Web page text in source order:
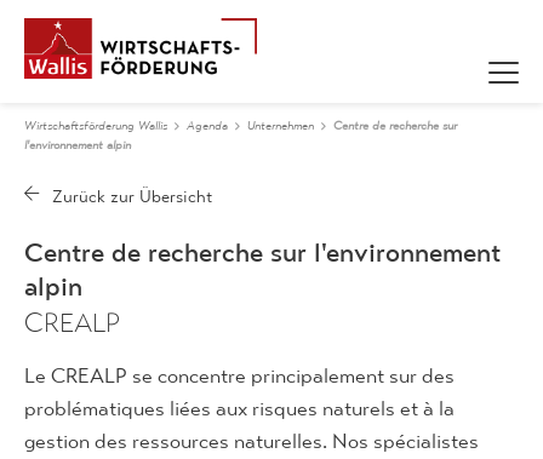
Wirtschaftsförderung Wallis Agenda Unternehmen
Centre de recherche sur
l'environnement alpin
Centre de recherche sur l'environnement
alpin
CREALP
Le CREALP se concentre principalement sur des
problématiques liées aux risques naturels et à la
gestion des ressources naturelles. Nos spécialistes